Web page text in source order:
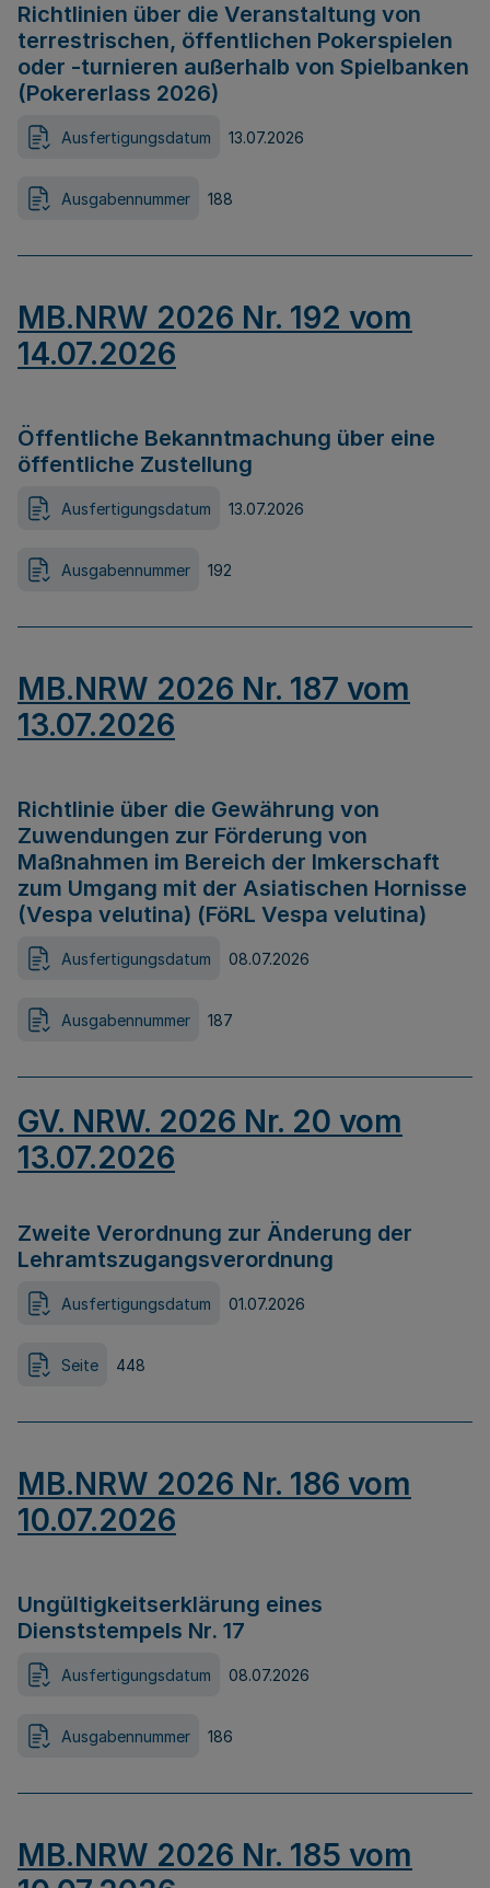
Richtlinien über die Veranstaltung von
terrestrischen, öffentlichen Pokerspielen
oder -turnieren außerhalb von Spielbanken
(Pokererlass 2026)
Ausfertigungsdatum 13.07.2026
Ausgabennummer 188
MB.NRW 2026 Nr. 192 vom
14.07.2026
Öffentliche Bekanntmachung über eine
öffentliche Zustellung
Ausfertigungsdatum 13.07.2026
Ausgabennummer 192
MB.NRW 2026 Nr. 187 vom
13.07.2026
Richtlinie über die Gewährung von
Zuwendungen zur Förderung von
Maßnahmen im Bereich der Imkerschaft
zum Umgang mit der Asiatischen Hornisse
(Vespa velutina) (FöRL Vespa velutina)
Ausfertigungsdatum 08.07.2026
Ausgabennummer 187
GV. NRW. 2026 Nr. 20 vom
13.07.2026
Zweite Verordnung zur Änderung der
Lehramtszugangsverordnung
Ausfertigungsdatum 01.07.2026
Seite 448
MB.NRW 2026 Nr. 186 vom
10.07.2026
Ungültigkeitserklärung eines
Dienststempels Nr. 17
Ausfertigungsdatum 08.07.2026
Ausgabennummer 186
MB.NRW 2026 Nr. 185 vom